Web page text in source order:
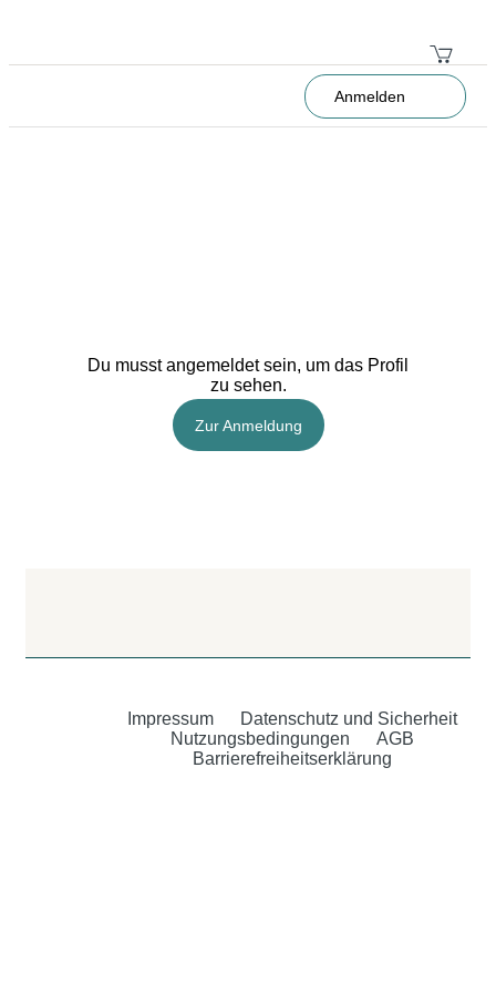
Anmelden
Du musst angemeldet sein, um das Profil
zu sehen.
Zur Anmeldung
Impressum
Datenschutz und Sicherheit
Nutzungsbedingungen
AGB
Barrierefreiheitserklärung